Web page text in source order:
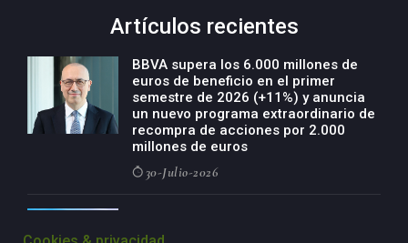
Artículos recientes
BBVA supera los 6.000 millones de
euros de beneficio en el primer
semestre de 2026 (+11%) y anuncia
un nuevo programa extraordinario de
recompra de acciones por 2.000
millones de euros
30-Julio-2026
negocio agro con un modelo global